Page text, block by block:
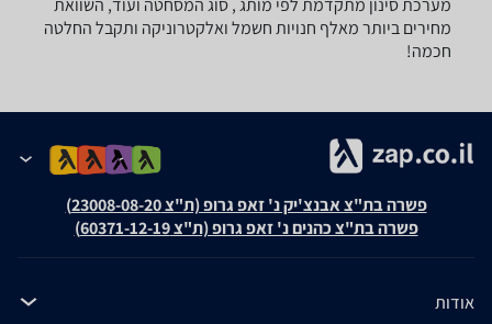
מערכת סינון מתקדמת לפי מותג , סוג המסחטה ועוד, השוואת
מחירים ביותר מאלף חנויות חשמל ואלקטרוניקה ותקבל החלטה
חכמה!
פשרה בת"צ אבנצ'יק נ' זאפ גרופ (ת"צ 23008-08-20)
פשרה בת"צ כהנים נ' זאפ גרופ (ת"צ 60371-12-19)
אודות